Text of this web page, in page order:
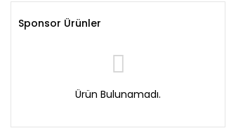
Sponsor Ürünler
Ürün Bulunamadı.